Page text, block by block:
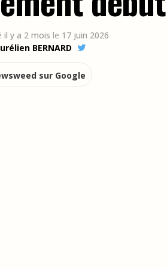
il y a 2 mois le 17 juin 2026
BERNARD
sur Google